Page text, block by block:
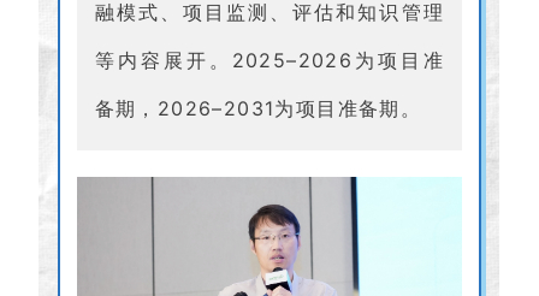
融模式、项目监测、评估和知识管理
等内容展开。2025–2026为项目准
备期，2026–2031为项目准备期。